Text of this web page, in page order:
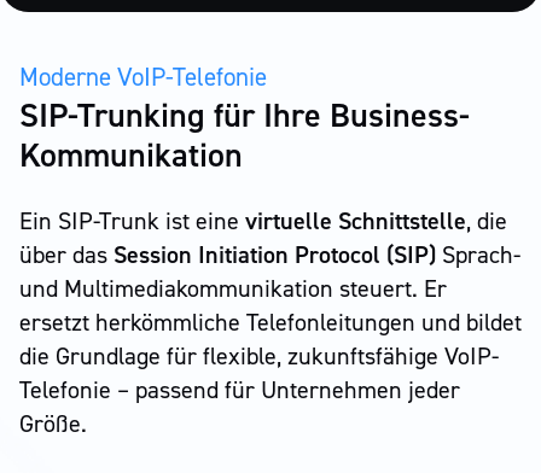
Moderne VoIP-Telefonie
SIP-Trunking für Ihre Business-
Kommunikation
Ein SIP-Trunk ist eine virtuelle Schnittstelle, die
über das Session Initiation Protocol (SIP) Sprach-
und Multi­media­­kommunikation steuert. Er
ersetzt herkömmliche Telefonleitungen und bildet
die Grundlage für flexible, zukunfts­fähige VoIP-
Telefonie – passend für Unternehmen jeder
Größe.